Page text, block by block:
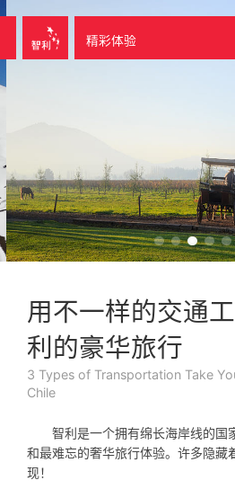
精彩体验
用不一样的交通
利的豪华旅行
3 Types of Transportation Take
Chile
智利是一个拥有绵长海岸线的国
和最难忘的奢华旅行体验。许多隐藏
现！